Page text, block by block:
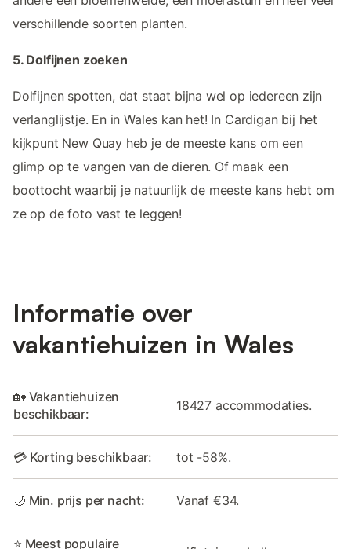
verschillende soorten planten.
5. Dolfijnen zoeken
Dolfijnen spotten, dat staat bijna wel op iedereen zijn
verlanglijstje. En in Wales kan het! In Cardigan bij het
kijkpunt New Quay heb je de meeste kans om een
glimp op te vangen van de dieren. Of maak een
boottocht waarbij je natuurlijk de meeste kans hebt om
ze op de foto vast te leggen!
Informatie over
vakantiehuizen in Wales
🏡 Vakantiehuizen
beschikbaar:
18427 accommodaties.
💳 Korting beschikbaar: tot -58%.
🌙 Min. prijs per nacht: Vanaf €34.
⭐ Meest populaire